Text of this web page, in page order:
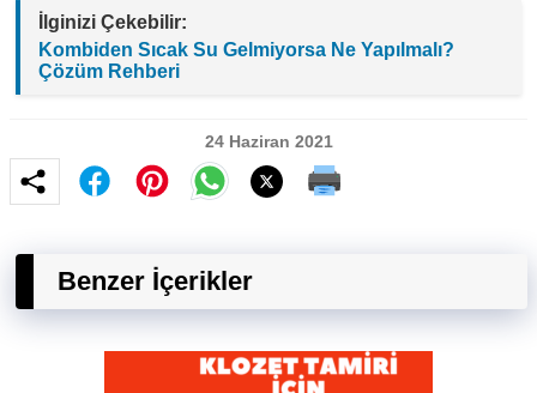
İlginizi Çekebilir:
Kombiden Sıcak Su Gelmiyorsa Ne Yapılmalı?
Çözüm Rehberi
24 Haziran 2021
Benzer İçerikler